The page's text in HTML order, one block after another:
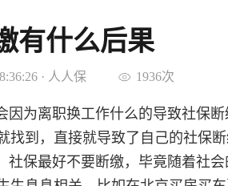
有什么后果
· 人人保 1936次
因为离职换工作什么的导致社保
找到，直接就导致了自己的社保
社保最好不要断缴，毕竟随着社